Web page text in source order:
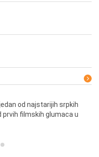
od najstarijih srpkih
prvih filmskih glumaca u